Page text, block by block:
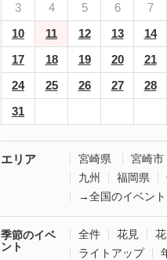
3
4 5 6 7
10
11 12 13 14
17
18 19 20 21
24
25 26 27 28
31
エリア 宮崎県
宮崎市
九州
福岡県
→全国のイベン
季節のイベ
ント
全件 花見
ライトアップ